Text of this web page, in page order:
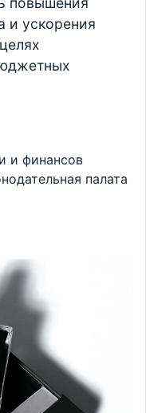
и ускорения
и финансов
палата